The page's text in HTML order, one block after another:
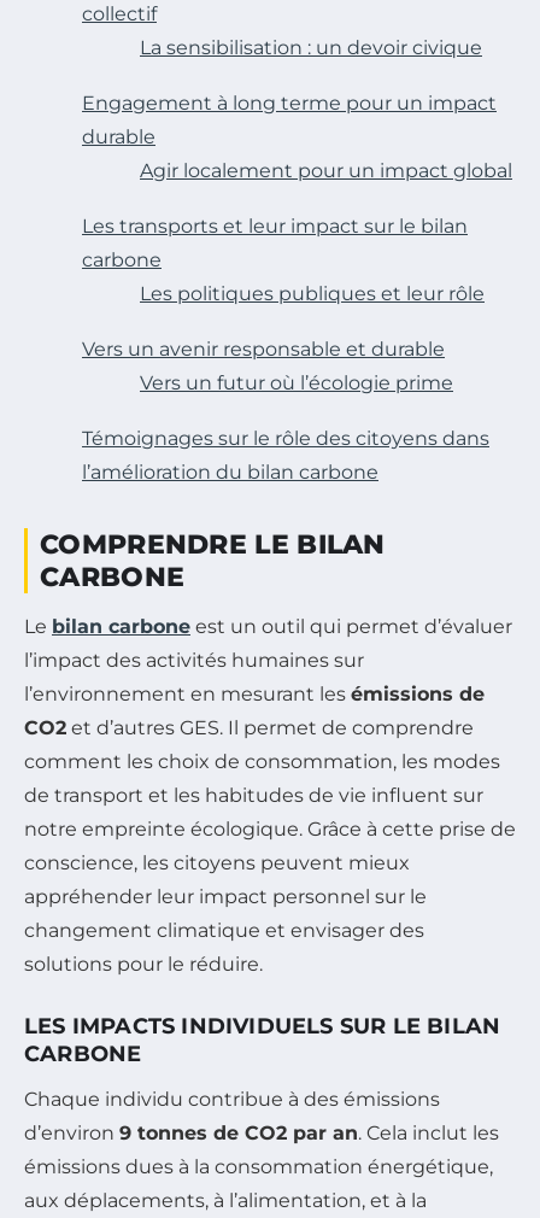
collectif
La sensibilisation : un devoir civique
Engagement à long terme pour un impact
durable
Agir localement pour un impact global
Les transports et leur impact sur le bilan
carbone
Les politiques publiques et leur rôle
Vers un avenir responsable et durable
Vers un futur où l’écologie prime
Témoignages sur le rôle des citoyens dans
l’amélioration du bilan carbone
COMPRENDRE LE BILAN
CARBONE
Le bilan carbone est un outil qui permet d’évaluer
l’impact des activités humaines sur
l’environnement en mesurant les émissions de
CO2 et d’autres GES. Il permet de comprendre
comment les choix de consommation, les modes
de transport et les habitudes de vie influent sur
notre empreinte écologique. Grâce à cette prise de
conscience, les citoyens peuvent mieux
appréhender leur impact personnel sur le
changement climatique et envisager des
solutions pour le réduire.
LES IMPACTS INDIVIDUELS SUR LE BILAN
CARBONE
Chaque individu contribue à des émissions
d’environ 9 tonnes de CO2 par an. Cela inclut les
émissions dues à la consommation énergétique,
aux déplacements, à l’alimentation, et à la